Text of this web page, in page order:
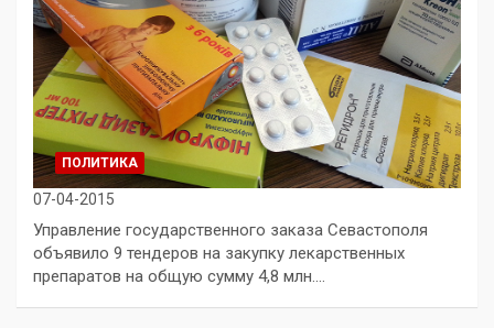
ПОЛИТИКА
07-04-2015
Управление государственного заказа Севастополя
объявило 9 тендеров на закупку лекарственных
препаратов на общую сумму 4,8 млн.…